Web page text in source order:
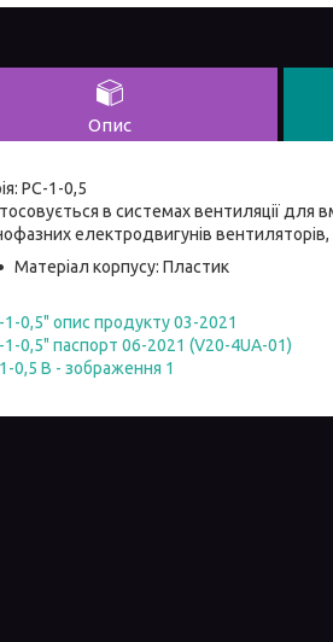
Опис
РС-1-0,5
в системах вентиляції
електродвигунів вентиляторів,
Матеріал корпусу: Пластик
0,5" опис продукту 03-2021
0,5" паспорт 06-2021 (V20-4UA-01)
0,5 В - зображення 1